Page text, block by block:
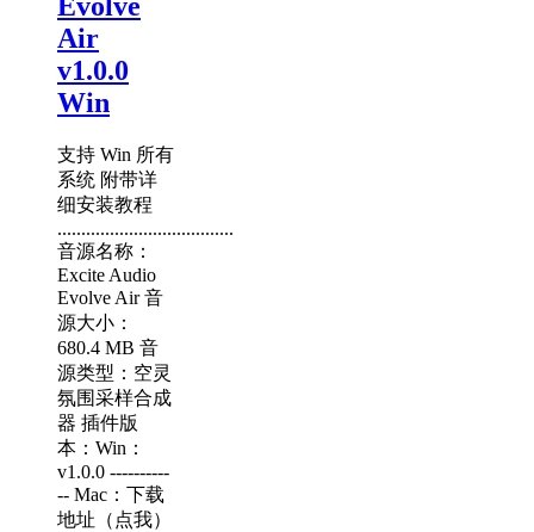
Air
v1.0.0
Win
支持 Win 所有
系统 附带详
细安装教程
.....................................
音源名称：
Excite Audio
Evolve Air 音
源大小：
680.4 MB 音
源类型：空灵
氛围采样合成
器 插件版
本：Win：
v1.0.0 ----------
-- Mac：下载
地址（点我）